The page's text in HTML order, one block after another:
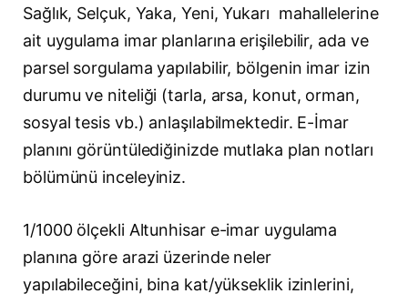
Sağlık, Selçuk, Yaka, Yeni, Yukarı mahallelerine
ait uygulama imar planlarına erişilebilir, ada ve
parsel sorgulama yapılabilir, bölgenin imar izin
durumu ve niteliği (tarla, arsa, konut, orman,
sosyal tesis vb.) anlaşılabilmektedir. E-İmar
planını görüntülediğinizde mutlaka plan notları
bölümünü inceleyiniz.
1/1000 ölçekli Altunhisar e-imar uygulama
planına göre arazi üzerinde neler
yapılabileceğini, bina kat/yükseklik izinlerini,